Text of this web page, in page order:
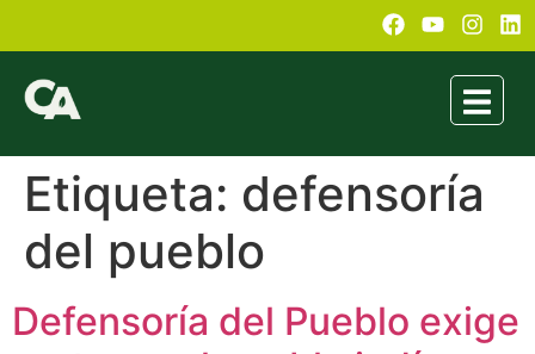
Etiqueta: defensoría
del pueblo
Defensoría del Pueblo exige